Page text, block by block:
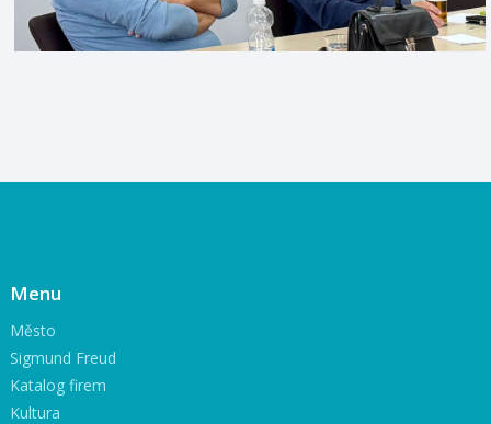
Menu
Město
Sigmund Freud
Katalog firem
Kultura